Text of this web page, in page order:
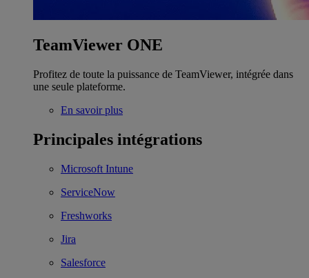
TeamViewer ONE
Profitez de toute la puissance de TeamViewer, intégrée dans
une seule plateforme.
En savoir plus
Principales intégrations
Microsoft Intune
ServiceNow
Freshworks
Jira
Salesforce